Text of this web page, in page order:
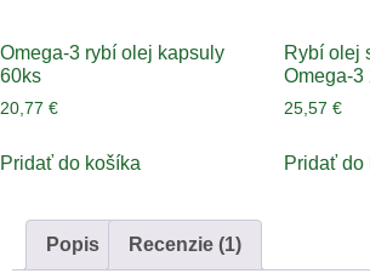
Omega-3 rybí olej kapsuly
60ks
20,77 €
Pridať do košíka
Rybí olej
Omega-3
25,57 €
Pridať do
Popis Recenzie (1)